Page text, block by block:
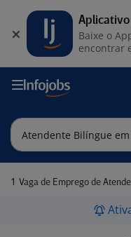
1 Vaga de Emprego de
Baixe o
encontrar